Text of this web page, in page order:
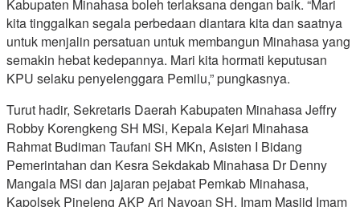
Kabupaten Minahasa boleh terlaksana dengan baik. “Mari
kita tinggalkan segala perbedaan diantara kita dan saatnya
untuk menjalin persatuan untuk membangun Minahasa yang
semakin hebat kedepannya. Mari kita hormati keputusan
KPU selaku penyelenggara Pemilu,” pungkasnya.
Turut hadir, Sekretaris Daerah Kabupaten Minahasa Jeffry
Robby Korengkeng SH MSi, Kepala Kejari Minahasa
Rahmat Budiman Taufani SH MKn, Asisten I Bidang
Pemerintahan dan Kesra Sekdakab Minahasa Dr Denny
Mangala MSi dan jajaran pejabat Pemkab Minahasa,
Kapolsek Pineleng AKP Ari Nayoan SH, Imam Masjid Imam